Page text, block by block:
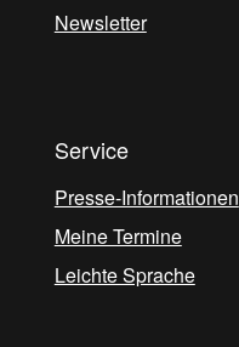
Newsletter
Service
Presse-Informationen
Meine Termine
Leichte Sprache